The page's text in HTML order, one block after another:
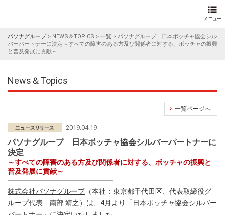
パソナグループ> NEWS＆TOPICS > 一覧 > パソナグループ 日本ボッチャ協会シル
バーパートナーに決定～すべての障害のある方及び関係者に対する、ボッチャの振興
と普及発展に貢献～
News＆Topics
一覧ページへ
2019.04.19
パソナグループ 日本ボッチャ協会シルバーパートナーに
決定
～すべての障害のある方及び関係者に対する、ボッチャの振興と
普及発展に貢献～
株式会社パソナグループ（本社：東京都千代田区、代表取締役グ
ループ代表 南部 靖之）は、4月より「日本ボッチャ協会シルバー